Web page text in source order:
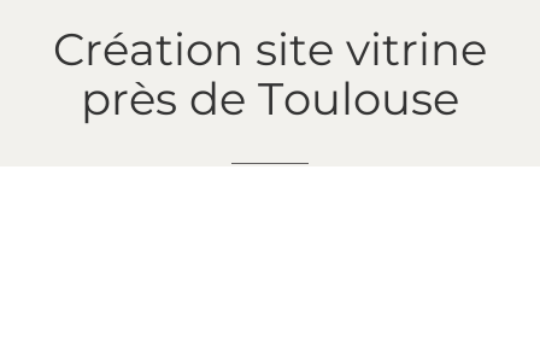
Création site vitrine
près de Toulouse